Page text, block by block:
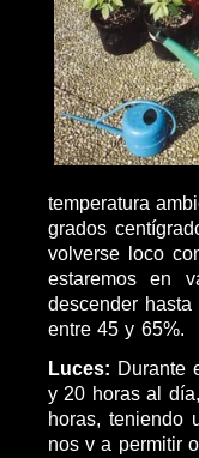
temperatura
grados
volverse loco
estaremos en
descender
entre 45 y 65%.
Luces: Durante
y 20 horas al
horas, teniendo
nos v a permitir